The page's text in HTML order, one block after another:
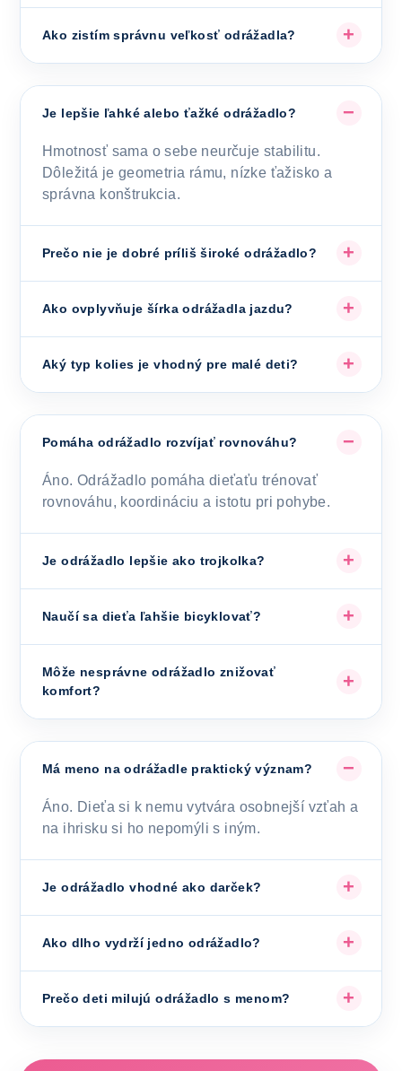
Ako zistím správnu veľkosť odrážadla?
Je lepšie ľahké alebo ťažké odrážadlo?
Hmotnosť sama o sebe neurčuje stabilitu.
Dôležitá je geometria rámu, nízke ťažisko a
správna konštrukcia.
Prečo nie je dobré príliš široké odrážadlo?
Ako ovplyvňuje šírka odrážadla jazdu?
Aký typ kolies je vhodný pre malé deti?
Pomáha odrážadlo rozvíjať rovnováhu?
Áno. Odrážadlo pomáha dieťaťu trénovať
rovnováhu, koordináciu a istotu pri pohybe.
Je odrážadlo lepšie ako trojkolka?
Naučí sa dieťa ľahšie bicyklovať?
Môže nesprávne odrážadlo znižovať
komfort?
Má meno na odrážadle praktický význam?
Áno. Dieťa si k nemu vytvára osobnejší vzťah a
na ihrisku si ho nepomýli s iným.
Je odrážadlo vhodné ako darček?
Ako dlho vydrží jedno odrážadlo?
Prečo deti milujú odrážadlo s menom?